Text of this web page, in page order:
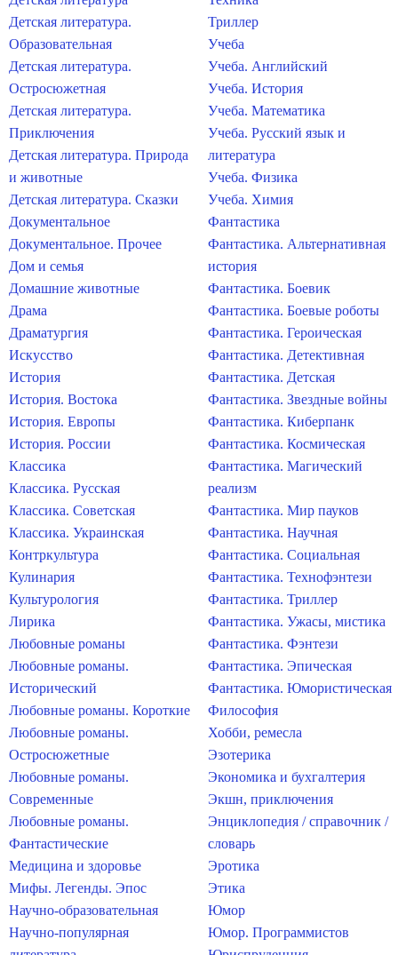
Детская литература.
Образовательная
Детская литература.
Остросюжетная
Детская литература.
Приключения
Детская литература. Природа
и животные
Детская литература. Сказки
Документальное
Документальное. Прочее
Дом и семья
Домашние животные
Драма
Драматургия
Искусство
История
История. Востока
История. Европы
История. России
Классика
Классика. Русская
Классика. Советская
Классика. Украинская
Контркультура
Кулинария
Культурология
Лирика
Любовные романы
Любовные романы.
Исторический
Любовные романы. Короткие
Любовные романы.
Остросюжетные
Любовные романы.
Современные
Любовные романы.
Фантастические
Медицина и здоровье
Мифы. Легенды. Эпос
Научно-образовательная
Научно-популярная
Триллер
Учеба
Учеба. Английский
Учеба. История
Учеба. Математика
Учеба. Русский язык и
литература
Учеба. Физика
Учеба. Химия
Фантастика
Фантастика. Альтернативная
история
Фантастика. Боевик
Фантастика. Боевые роботы
Фантастика. Героическая
Фантастика. Детективная
Фантастика. Детская
Фантастика. Звездные войны
Фантастика. Киберпанк
Фантастика. Космическая
Фантастика. Магический
реализм
Фантастика. Мир пауков
Фантастика. Научная
Фантастика. Социальная
Фантастика. Технофэнтези
Фантастика. Триллер
Фантастика. Ужасы, мистика
Фантастика. Фэнтези
Фантастика. Эпическая
Фантастика. Юмористическая
Философия
Хобби, ремесла
Эзотерика
Экономика и бухгалтерия
Экшн, приключения
Энциклопедия / справочник /
словарь
Эротика
Этика
Юмор
Юмор. Программистов